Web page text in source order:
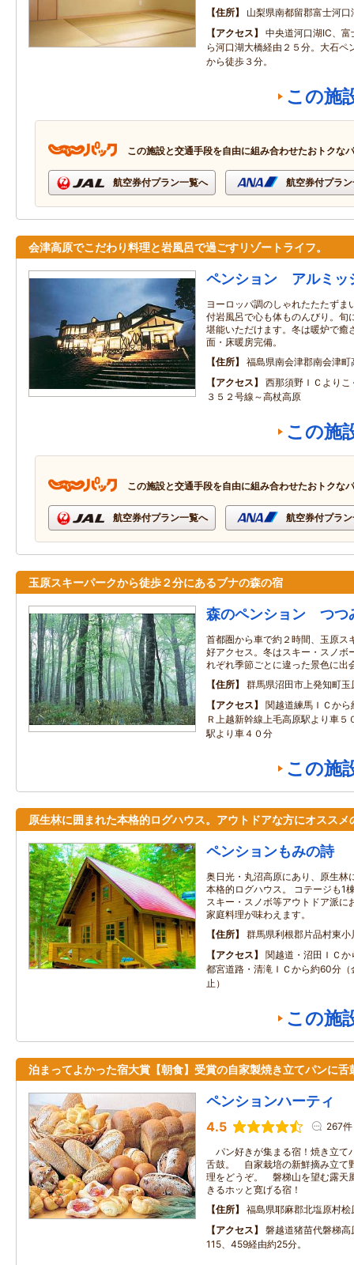
住所
山梨県南都留郡富士河
アクセス
中央道河口湖IC、
ら河口湖大橋経由２５分。大石ペ
から徒歩３分。
この施
この施設と交通手段を自由に組み合わせたおトクな
航空券付プラン一覧へ 航空券付プラ
会津高原でこだわり料理と岩風呂で過ごすリゾートライフ。
ペンション アルミッ
ヨーロッパ調のしゃれたたたずま
付岩風呂で心も体ものんびり。旬
堪能いただけます。冬は暖炉で癒
面・床暖房完備。
住所
福島県南会津郡南会津
アクセス
西那須野ＩＣより
３５２号線～高杖高原
この施
この施設と交通手段を自由に組み合わせたおトクな
航空券付プラン一覧へ 航空券付プラ
玉原スキーパークから徒歩２分にあるブナの森の宿
森のペンション つつ
首都圏から車で約２時間、玉原ス
好アクセス。冬はスキー・スノボ
れぞれ季節ごとに違った景色に出
住所
群馬県沼田市上発知町玉
アクセス
関越道練馬ＩＣか
Ｒ上越新幹線上毛高原駅より車５
駅より車４０分
この施
原生林に囲まれた本格的ログハウス。アウトドアな方にオススメ
ペンションもみの詩
奥日光・丸沼高原にあり、原生林
本格的ログハウス。 コテージも1
スキー・スノボ等アウトドア派に
家庭料理が味わえます。
住所
群馬県利根郡片品村東
アクセス
関越道・沼田ＩＣ
都宮道路・清滝ＩＣから約60分（
止）
この施
泊まってよかった宿大賞【朝食】受賞の自家製焼き立てパンに舌
ペンションハーティ
4.5 267件
パン好きが集まる宿！焼き立て
舌鼓。 自家栽培の新鮮摘み立て
理をどうぞ。 磐梯山を望む露天
きるホッと寛げる宿！
住所
福島県耶麻郡北塩原村
アクセス
磐越道猪苗代磐梯
115、459経由約25分。